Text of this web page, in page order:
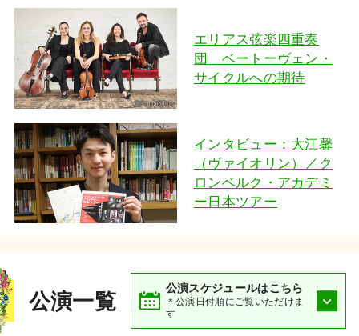
エリアス弦楽四重奏
団 ベートーヴェン・
サイクルへの期待
インタビュー：大江馨
（ヴァイオリン）／ク
ロンベルク・アカデミ
ー日本ツアー
公演一覧 公演スケジュールはこちら
＊公演日付順にご覧いただけま
す